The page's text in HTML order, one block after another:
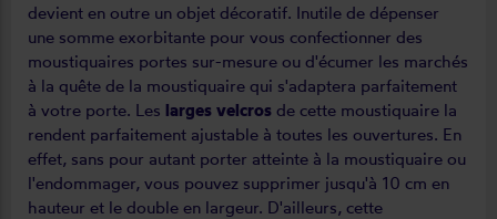
devient en outre un objet décoratif. Inutile de dépenser
une somme exorbitante pour vous confectionner des
moustiquaires portes sur-mesure ou d'écumer les marchés
à la quête de la moustiquaire qui s'adaptera parfaitement
à votre porte. Les larges velcros de cette moustiquaire la
rendent parfaitement ajustable à toutes les ouvertures. En
effet, sans pour autant porter atteinte à la moustiquaire ou
l'endommager, vous pouvez supprimer jusqu'à 10 cm en
hauteur et le double en largeur. D'ailleurs, cette